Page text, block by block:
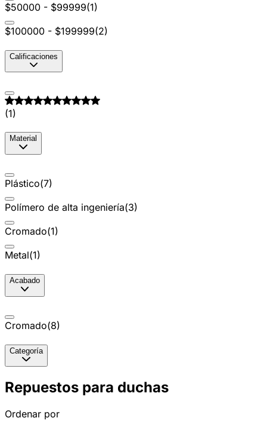
$50000 - $99999(1)
$100000 - $199999(2)
Calificaciones
(1)
Material
Plástico(7)
Polímero de alta ingeniería(3)
Cromado(1)
Metal(1)
Acabado
Cromado(8)
Categoría
Repuestos para duchas
Ordenar por